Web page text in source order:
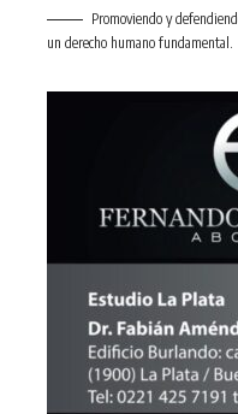
Promoviendo y
un derecho humano fundamental.